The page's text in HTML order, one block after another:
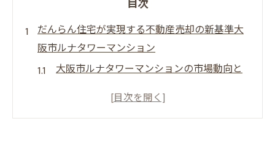
目次
だんらん住宅が実現する不動産売却の新基準大
阪市ルナタワーマンション
大阪市ルナタワーマンションの市場動向と